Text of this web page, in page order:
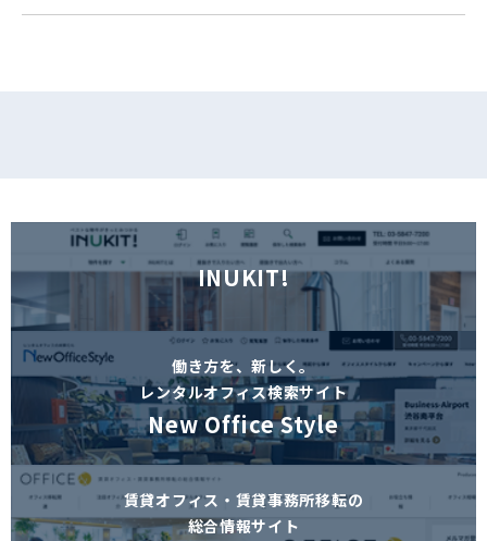
INUKIT!
働き方を、新しく。
レンタルオフィス検索サイト
New Office Style
賃貸オフィス・賃貸事務所移転の
総合情報サイト